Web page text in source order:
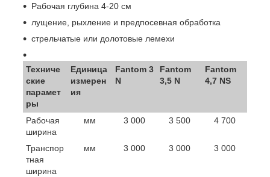
Рабочая глубина 4-20 см
лущение, рыхление и предпосевная обработка
стрельчатые или долотовые лемехи
Техниче
ские
парамет
ры
Единица
измерен
ия
Fantom 3
N
Fantom
3,5 N
Fantom
4,7 NS
Рабочая
ширина
мм 3 000 3 500 4 700
Транспор
тная
ширина
мм 3 000 3 000 3 000